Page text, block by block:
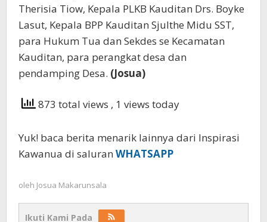
Therisia Tiow, Kepala PLKB Kauditan Drs. Boyke
Lasut, Kepala BPP Kauditan Sjulthe Midu SST,
para Hukum Tua dan Sekdes se Kecamatan
Kauditan, para perangkat desa dan
pendamping Desa. (Josua)
873 total views , 1 views today
Yuk! baca berita menarik lainnya dari Inspirasi
Kawanua di saluran WHATSAPP
oleh Josua Makarunsala
Ikuti Kami Pada